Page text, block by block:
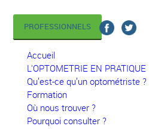
PROFESSIONNELS
Accueil
L'OPTOMETRIE EN PRATIQUE
Qu’est-ce qu’un optométriste ?
Formation
Où nous trouver ?
Pourquoi consulter ?